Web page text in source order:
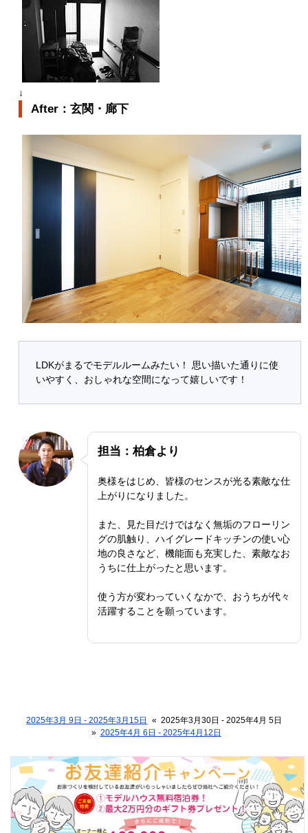
↓
After：玄関・廊下
LDKがまるでモデルルームみたい！ 思い描いた通りに使
いやすく、おしゃれな空間になって嬉しいです！
担当：柏倉より
奥様をはじめ、皆様のセンスが光る素敵な仕
上がりになりました。
また、見た目だけではなく無垢のフローリン
グの肌触り、ハイグレードキッチンの使い心
地の良さなど、機能面も充実した、素敵なお
うちに仕上がったと思います。
使う方が変わっていくなかで、おうちが代々
活躍することを願っています。
2025年3月 9日 - 2025年3月15日 « 2025年3月30日 - 2025年4月 5日
» 2025年4月 6日 - 2025年4月12日